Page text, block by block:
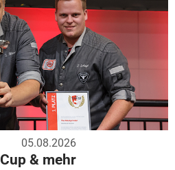
05.08.2026
& mehr